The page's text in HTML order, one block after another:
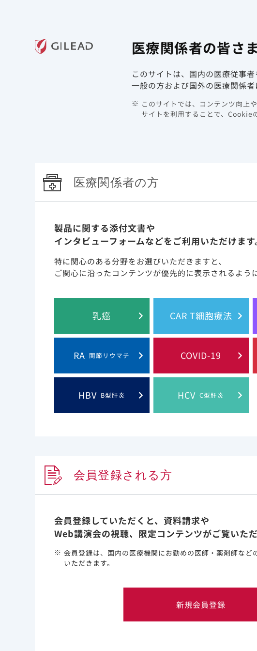
領域情報 製品情報 動
製品情報 | CAR T細胞療法 | イエスカルタ CAR T細胞療法の紹
CAR T細
CAR T細胞療法とは
伝子を導入して製造したCAR T細胞を患者に単回投与する
CAR遺伝子はウイルスベクターにより患者のT細胞に導入
胞に発現している抗原と結合して抗腫瘍効果を発揮すると考
齋藤章治 他: 信州医学雑誌 66（6）, 425-433, 2018
医療関係者の皆さ
このサイトは、国内の医療従事者
一般の方および国外の医療関係
このサイトでは、コンテンツ向上
サイトを利用することで、Cookie
医療関係者の方
製品に関する添付文書や
インタビューフォームなどをご利用いただけます
特に関心のある分野をお選びいただきますと、
ご関心に沿ったコンテンツが優先的に表示されるよう
乳癌 CAR T細胞療法
RA 関節リウマチ COVID-19
HBV B型肝炎 HCV C型肝炎
会員登録される方
会員登録していただくと、資料請求や
Web講演会の視聴、限定コンテンツがご覧いただ
会員登録は、国内の医療機関にお勤めの医師・薬剤師など
いただきます。
新規会員登録